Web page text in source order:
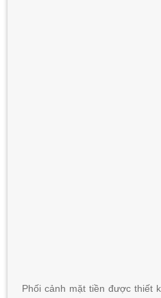
Phối cảnh mặt tiền được thiết